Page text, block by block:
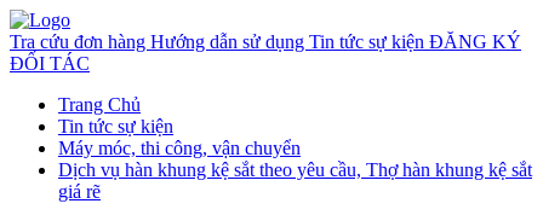
Tra cứu đơn hàng Hướng dẫn sử dụng Tin tức sự kiện ĐĂNG KÝ
ĐỐI TÁC
Trang Chủ
Tin tức sự kiện
Máy móc, thi công, vận chuyển
Dịch vụ hàn khung kệ sắt theo yêu cầu, Thợ hàn khung kệ sắt
giá rẽ